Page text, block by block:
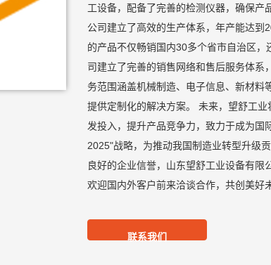
工设备，配备了完善的检测仪器，确保产
公司建立了高效的生产体系，年产能达
的产品不仅畅销国内30多个省市自治区
司建立了完善的销售网络和售后服务体系
务范围涵盖机械制造、电子信息、新材料
提供定制化的解决方案。 未来，望舒工
发投入，提升产品竞争力，致力于成为
2025"战略，为推动我国制造业转型升级
良好的企业信誉，山东望舒工业设备有
欢迎国内外客户前来洽谈合作，共创美好
联系我们